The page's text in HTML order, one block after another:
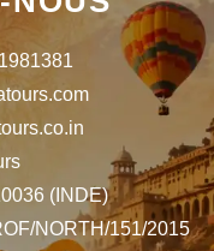
(INDE)
NORTH/151/2015